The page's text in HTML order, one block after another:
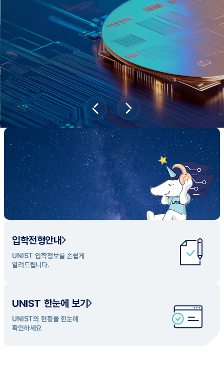
새내기학부에서
전공탐색 프로그램을 통해 나에게 맞는 최
적의 전공을 찾아보세요.
전공탐색 가이드 바로가기
UNIST 학과 소개
UNIST의 개성있는 학과들을
탐색해 보세요
입학전형안내
UNIST 입학정보를 손쉽게
알려드립니다.
UNIST 한눈에 보기
UNIST의 현황을 한눈에
확인하세요